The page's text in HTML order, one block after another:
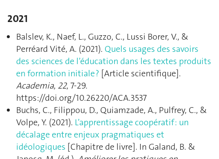
2021
Balslev, K., Naef, L., Guzzo, C., Lussi Borer, V., &
Perréard Vité, A. (2021). Quels usages des savoirs
des sciences de l’éducation dans les textes produits
en formation initiale ? [Article scientifique].
Academia, 22, 7‑29.
https://doi.org/10.26220/ACA.3537
Buchs, C., Filippou, D., Quiamzade, A., Pulfrey, C., &
Volpe, Y. (2021). L’apprentissage coopératif : un
décalage entre enjeux pragmatiques et
idéologiques [Chapitre de livre]. In Galand, B. &